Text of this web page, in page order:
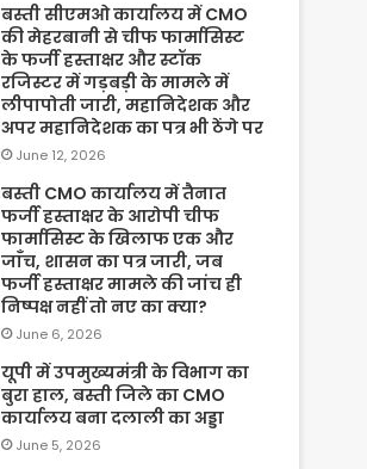
बस्ती सीएमओ कार्यालय में CMO
की मेहरबानी से चीफ फार्मासिस्ट
के फर्जी हस्ताक्षर और स्टॉक
रजिस्टर में गड़बड़ी के मामले में
लीपापोती जारी, महानिदेशक और
अपर महानिदेशक का पत्र भी ठेंगे पर
June 12, 2026
बस्ती CMO कार्यालय में तैनात
फर्जी हस्ताक्षर के आरोपी चीफ
फार्मासिस्ट के खिलाफ एक और
जाँच, शासन का पत्र जारी, जब
फर्जी हस्ताक्षर मामले की जांच ही
निष्पक्ष नहीं तो नए का क्या?
June 6, 2026
यूपी में उपमुख्यमंत्री के विभाग का
बुरा हाल, बस्ती जिले का CMO
कार्यालय बना दलाली का अड्डा
June 5, 2026